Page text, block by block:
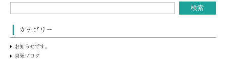
カテゴリー
お知らせです。
泉翠ブログ